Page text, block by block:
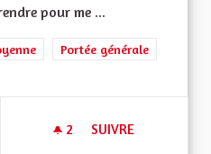
pour me ...
Portée générale
2 2 ABONNÉS
SUIVRE